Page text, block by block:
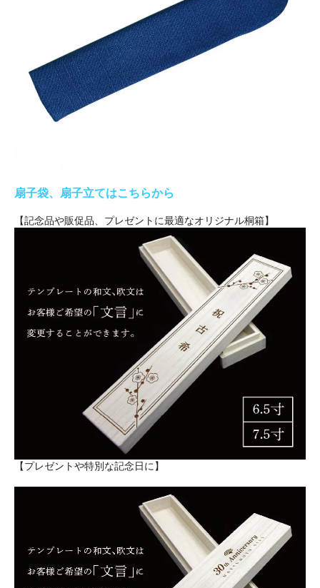
扇子袋、扇子立てはこちらから
【記念品や販促品、プレゼントに最適なオリジナル桐箱】
【プレゼントや特別な記念日に】